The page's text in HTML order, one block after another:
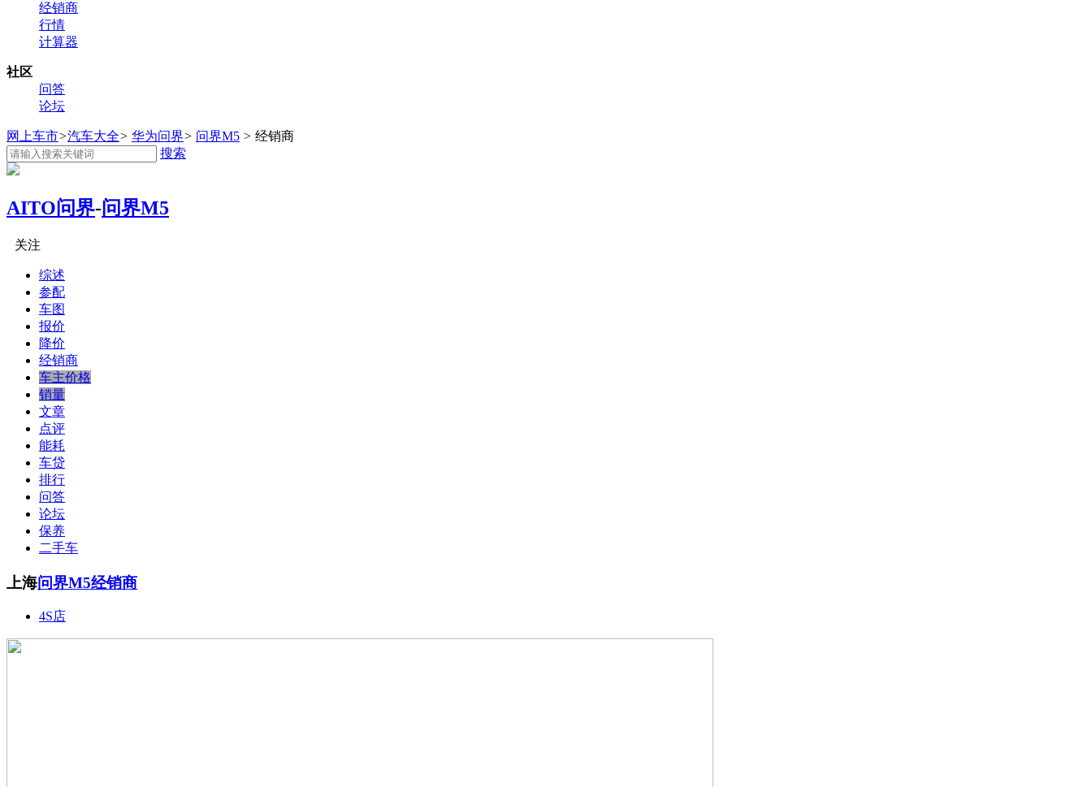
经销商
行情
计算器
社区
问答
论坛
网上车市>汽车大全> 华为问界> 问界M5 > 经销商
搜索
AITO问界-问界M5
关注
综述
参配
车图
报价
降价
经销商
车主价格
销量
文章
点评
能耗
车贷
排行
问答
论坛
保养
二手车
上海问界M5经销商
4S店